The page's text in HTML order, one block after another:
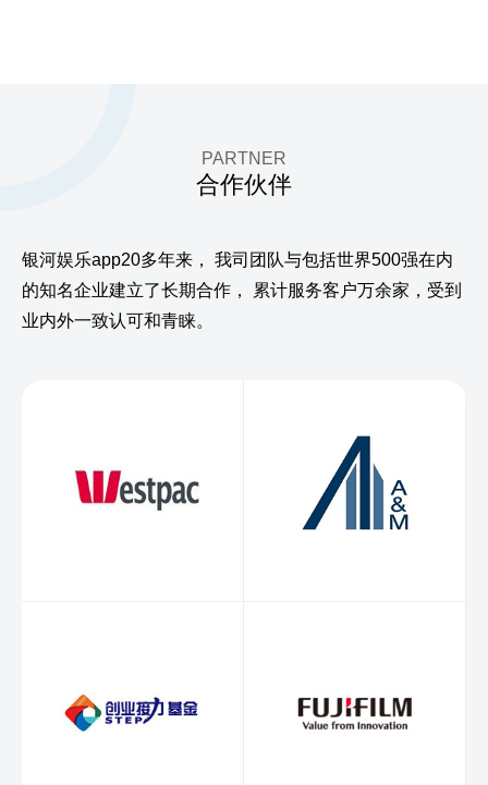
PARTNER
合作伙伴
银河娱乐app20多年来，
我司团队与包括世界500强在内
的知名企业建立了长期合作，
累计服务客户万余家，受到
业内外一致认可和青睐。